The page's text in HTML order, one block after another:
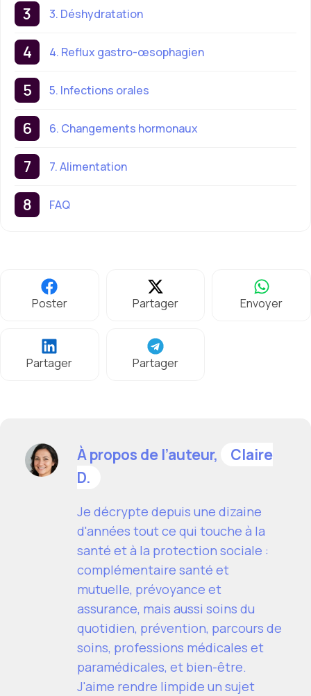
3. Déshydratation
4. Reflux gastro-œsophagien
5. Infections orales
6. Changements hormonaux
7. Alimentation
FAQ
Poster Partager Envoyer
Partager Partager
À propos de l’auteur,
Claire
D.
Je décrypte depuis une dizaine
d'années tout ce qui touche à la
santé et à la protection sociale :
complémentaire santé et
mutuelle, prévoyance et
assurance, mais aussi soins du
quotidien, prévention, parcours de
soins, professions médicales et
paramédicales, et bien-être.
J'aime rendre limpide un sujet